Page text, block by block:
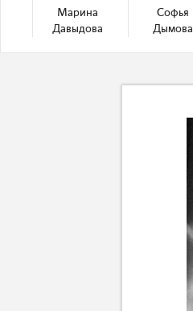
Марина
Давыдова
Софья
Дымова